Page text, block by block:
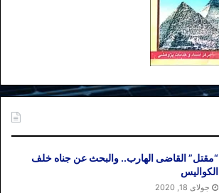
“مقتل” القاضی الهارب.. والبحث عن جناه خلف
الکوالیس
جولای 18, 2020